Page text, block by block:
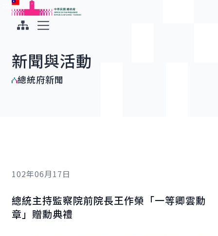
跳到主要內容
中華民國總統府
新聞與活動
總統府新聞
102年06月17日
總統主持監察院前院長王作榮「一等卿雲勳
章」贈勳典禮